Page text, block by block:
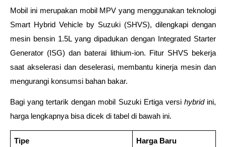
Mobil ini merupakan mobil MPV yang menggunakan teknologi
Smart Hybrid Vehicle by Suzuki (SHVS), dilengkapi dengan
mesin bensin 1.5L yang dipadukan dengan Integrated Starter
Generator (ISG) dan baterai lithium-ion. Fitur SHVS bekerja
saat akselerasi dan deselerasi, membantu kinerja mesin dan
mengurangi konsumsi bahan bakar.
Bagi yang tertarik dengan mobil Suzuki Ertiga versi hybrid ini,
harga lengkapnya bisa dicek di tabel di bawah ini.
Tipe Harga Baru